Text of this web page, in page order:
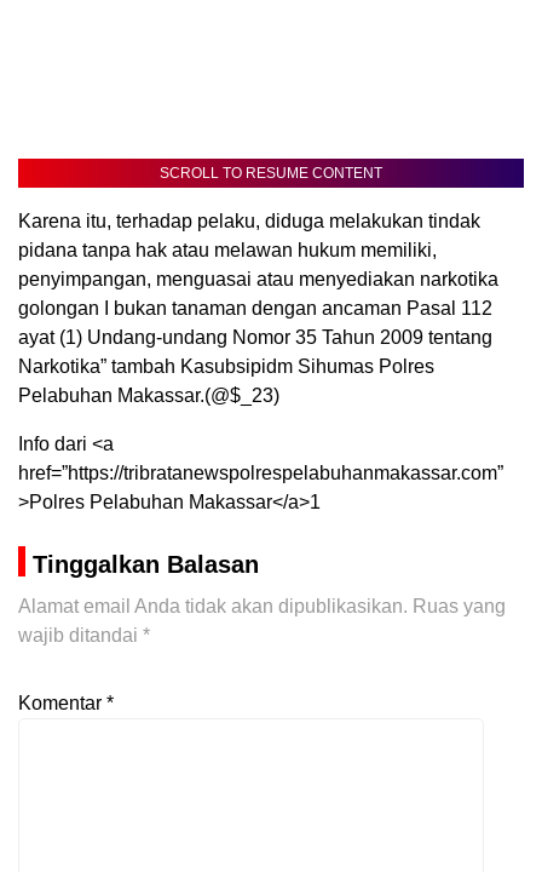
SCROLL TO RESUME CONTENT
Karena itu, terhadap pelaku, diduga melakukan tindak
pidana tanpa hak atau melawan hukum memiliki,
penyimpangan, menguasai atau menyediakan narkotika
golongan I bukan tanaman dengan ancaman Pasal 112
ayat (1) Undang-undang Nomor 35 Tahun 2009 tentang
Narkotika” tambah Kasubsipidm Sihumas Polres
Pelabuhan Makassar.(@$_23)
Info dari <a
href=”https://tribratanewspolrespelabuhanmakassar.com”
>Polres Pelabuhan Makassar</a>1
Tinggalkan Balasan
Alamat email Anda tidak akan dipublikasikan. Ruas yang
wajib ditandai *
Komentar *